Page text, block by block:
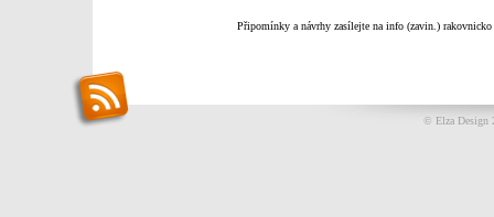
Připomínky a návrhy zasílejte na info (zavin.) rakovnicko
© Elza Design